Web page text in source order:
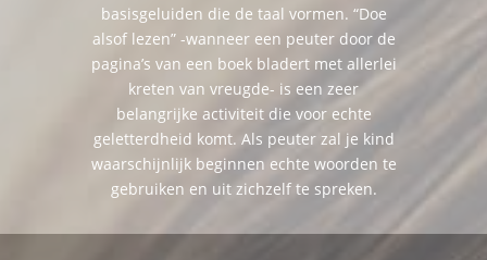
basisgeluiden die de taal vormen. “Doe
alsof lezen” -wanneer een peuter door de
pagina’s van een boek bladert met allerlei
kreten van vreugde- is een zeer
belangrijke activiteit die voor echte
geletterdheid komt. Als peuter zal je kind
waarschijnlijk beginnen echte woorden te
gebruiken en uit zichzelf te spreken.